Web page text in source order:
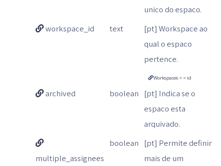
unico do espaco.
workspace_id
text
[pt] Workspace ao
qual o espaco
pertence.
Workspaces > > id
archived boolean [pt] Indica se o
espaco esta
arquivado.
multiple_assignees
boolean [pt] Permite definir
mais de um